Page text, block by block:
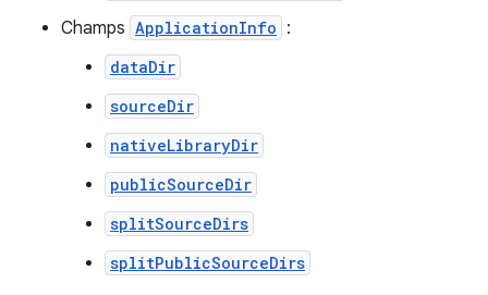
Champs ApplicationInfo :
dataDir
sourceDir
nativeLibraryDir
publicSourceDir
splitSourceDirs
splitPublicSourceDirs